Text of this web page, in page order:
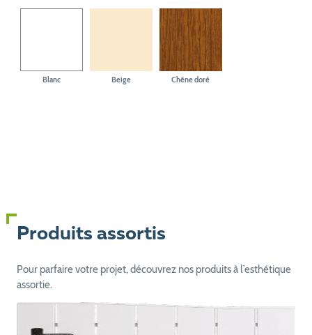
Blanc Beige Chêne doré
Produits assortis
Pour parfaire votre projet, découvrez nos produits à l’esthétique
assortie.